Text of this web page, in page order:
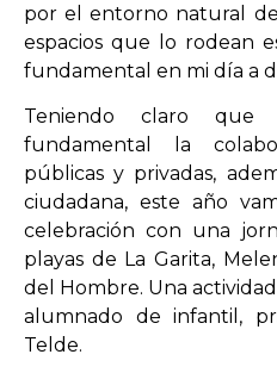
por el entorno natural
espacios que lo rodean
fundamental en mi día a
Teniendo claro
fundamental la
públicas y privadas,
ciudadana, este año
celebración con una
playas de La Garita,
del Hombre. Una
alumnado de infantil,
Telde.